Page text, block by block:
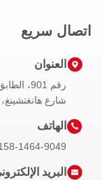
اتصال سريع
العنوان
شارع
الهاتف
1464-9049
البريد